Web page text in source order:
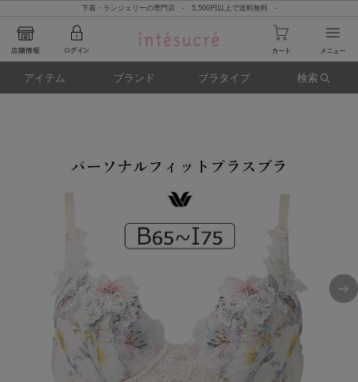
下着・ランジェリーの専門店 - 5,500円以上で送料無料 -
アイテム ブランド ブラタイプ 検索